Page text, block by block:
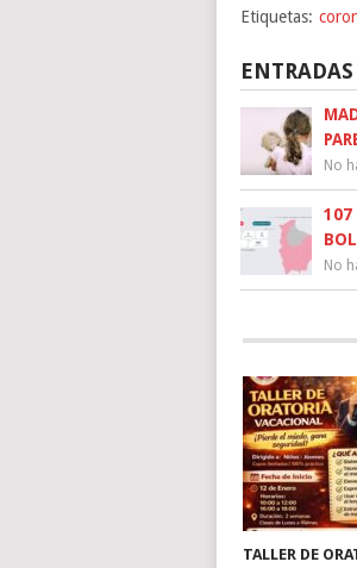
Etiquetas:
No
107
No
TALLER DE